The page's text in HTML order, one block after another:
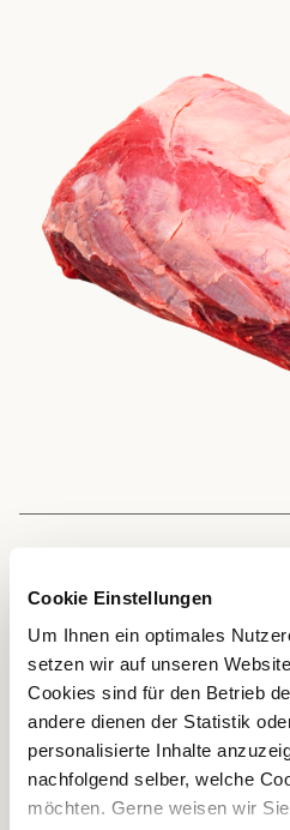
Cookie Einstellungen
Um Ihnen ein optimales
setzen wir auf unseren
Cookies sind für den Betrieb
andere dienen der Statistik
personalisierte Inhalte
nachfolgend selber, welche
möchten. Gerne weisen wir
VERWENDUNG
Aufgrund seines Fettgehalts
sich der Hohrücken in Form
Côte de Boeuf, vor allem wenn
zum Kurzbraten; vorzugsweise
Braten im Ganzen ist er sehr
werden in der Charcuterie für
benutzt.